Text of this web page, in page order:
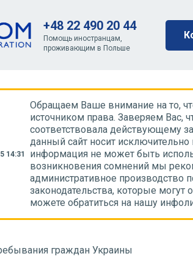
+48 22 490 20 44
Помощь иностранцам,
проживающим в Польше
14:31
Обращаем Ваше внимание на то,
источником права. Заверяем Вас,
соответствовала действующему
данный сайт носит
информация не может быть
возникновения сомнений мы
административное производство
законодательства, которые
можете обратиться на нашу
граждан Украины